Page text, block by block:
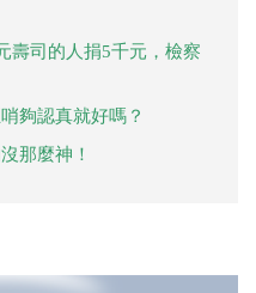
壽司的人捐5千元，檢察
夠認真就好嗎？
那麼神！